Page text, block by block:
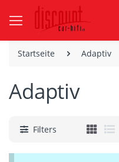
Startseite Adaptiv
Adaptiv
Filters